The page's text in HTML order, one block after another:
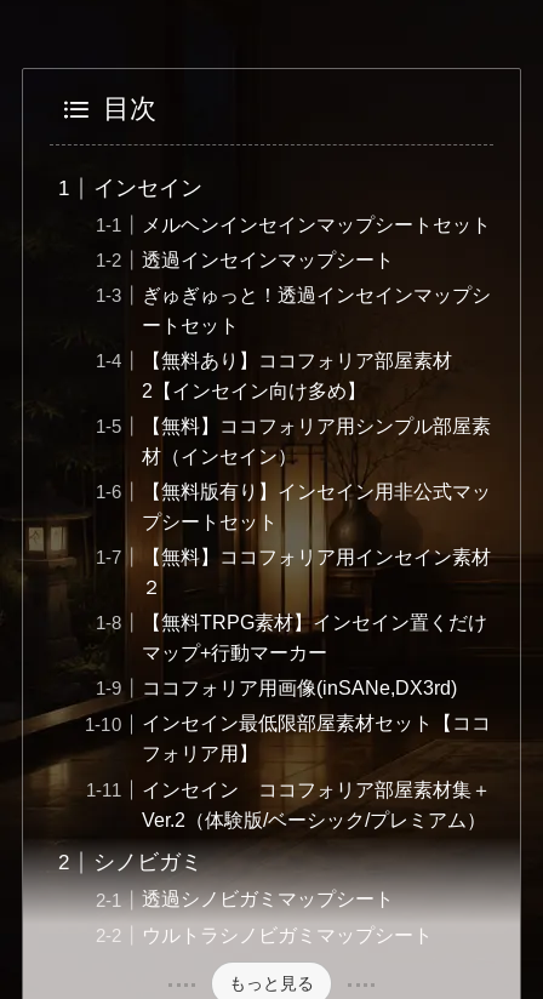
目次
インセイン
メルヘンインセインマップシートセット
透過インセインマップシート
ぎゅぎゅっと！透過インセインマップシ
ートセット
【無料あり】ココフォリア部屋素材
2【インセイン向け多め】
【無料】ココフォリア用シンプル部屋素
材（インセイン）
【無料版有り】インセイン用非公式マッ
プシートセット
【無料】ココフォリア用インセイン素材
２
【無料TRPG素材】インセイン置くだけ
マップ+行動マーカー
ココフォリア用画像(inSANe,DX3rd)
インセイン最低限部屋素材セット【ココ
フォリア用】
インセイン ココフォリア部屋素材集＋
Ver.2（体験版/ベーシック/プレミアム）
シノビガミ
透過シノビガミマップシート
ウルトラシノビガミマップシート
もっと見る